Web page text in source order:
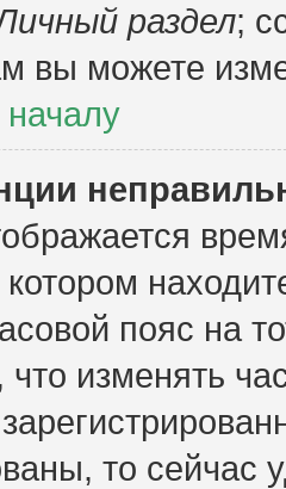
раздел;
вы можете
началу
котором
пояс на
что изменять
то сейчас